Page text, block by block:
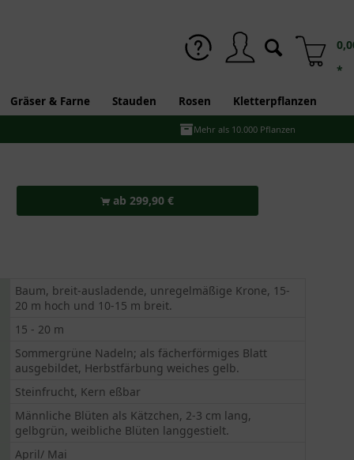
*
Gräser & Farne Stauden Rosen Kletterpflanzen
Mehr als 10.000 Pflanzen
ab 299,90 €
Baum, breit-ausladende, unregelmäßige Krone, 15-
20 m hoch und 10-15 m breit.
15 - 20 m
Sommergrüne Nadeln; als fächerförmiges Blatt
ausgebildet, Herbstfärbung weiches gelb.
Steinfrucht, Kern eßbar
Männliche Blüten als Kätzchen, 2-3 cm lang,
gelbgrün, weibliche Blüten langgestielt.
April/ Mai